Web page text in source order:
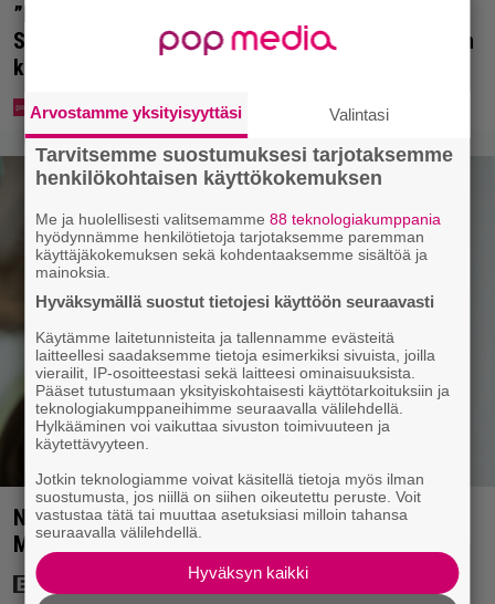
”Mitä isompi vehje, sen paremmin kulkee” –
Susanna Penttilä suuntasi Bangbussinsa Helsingin
keskustaan
Nyt Netflixissä: 180 miljoonan toimintaseikkailu –
Margot Robbie vei seksikohtauksen liian pitkälle
Arvostamme yksityisyyttäsi Valintasi
Tarvitsemme suostumuksesi tarjotaksemme
henkilökohtaisen käyttökokemuksen
Me ja huolellisesti valitsemamme88 teknologiakumppania
hyödynnämme henkilötietoja tarjotaksemme paremman
käyttäjäkokemuksen sekä kohdentaaksemme sisältöä ja
mainoksia.
Hyväksymällä suostut tietojesi käyttöön seuraavasti
Käytämme laitetunnisteita ja tallennamme evästeitä
laitteellesi saadaksemme tietoja esimerkiksi sivuista, joilla
vierailit, IP-osoitteestasi sekä laitteesi ominaisuuksista.
Pääset tutustumaan yksityiskohtaisesti käyttötarkoituksiin ja
teknologiakumppaneihimme seuraavalla välilehdellä.
Hylkääminen voi vaikuttaa sivuston toimivuuteen ja
käytettävyyteen.
Jotkin teknologiamme voivat käsitellä tietoja myös ilman
suostumusta, jos niillä on siihen oikeutettu peruste. Voit
vastustaa tätä tai muuttaa asetuksiasi milloin tahansa
seuraavalla välilehdellä.
Hyväksyn kaikki